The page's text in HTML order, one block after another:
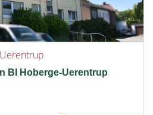
BI Hoberge-Uerentrup